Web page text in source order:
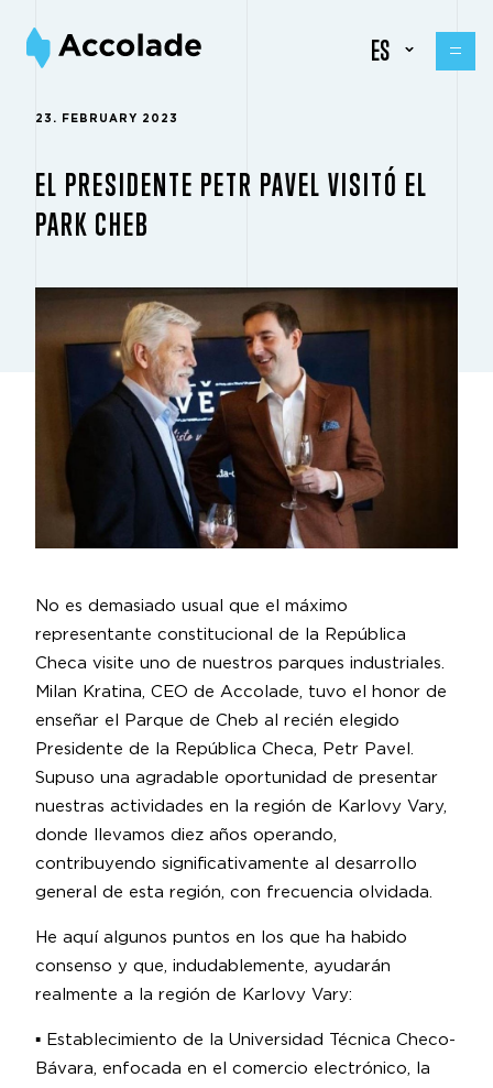
ES
23. FEBRUARY 2023
EL PRESIDENTE PETR PAVEL VISITÓ EL
PARK CHEB
No es demasiado usual que el máximo
representante constitucional de la República
Checa visite uno de nuestros parques industriales.
Milan Kratina, CEO de Accolade, tuvo el honor de
enseñar el Parque de Cheb al recién elegido
Presidente de la República Checa, Petr Pavel.
Supuso una agradable oportunidad de presentar
nuestras actividades en la región de Karlovy Vary,
donde llevamos diez años operando,
contribuyendo significativamente al desarrollo
general de esta región, con frecuencia olvidada.
He aquí algunos puntos en los que ha habido
consenso y que, indudablemente, ayudarán
realmente a la región de Karlovy Vary:
▪️ Establecimiento de la Universidad Técnica Checo-
Bávara, enfocada en el comercio electrónico, la